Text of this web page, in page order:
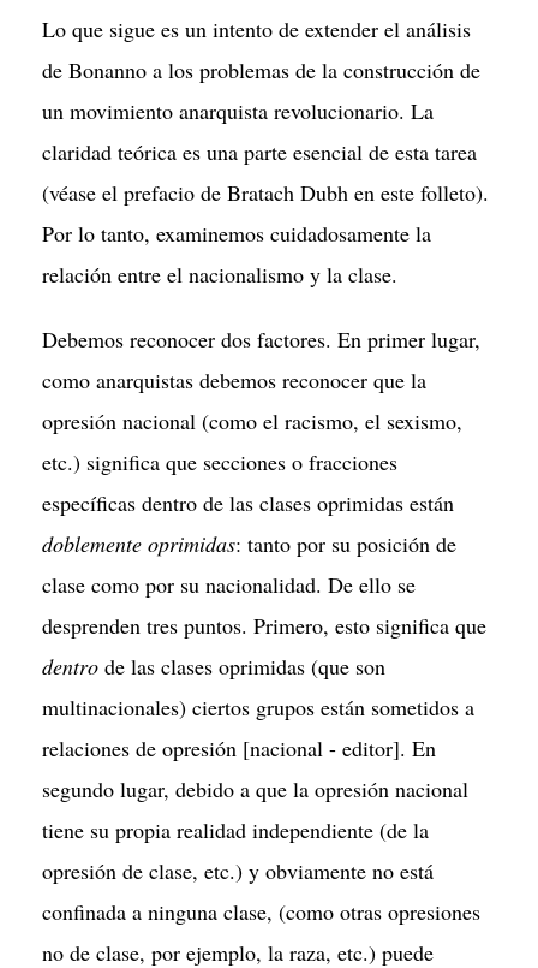
Lo que sigue es un intento de extender el análisis
de Bonanno a los problemas de la construcción de
un movimiento anarquista revolucionario. La
claridad teórica es una parte esencial de esta tarea
(véase el prefacio de Bratach Dubh en este folleto).
Por lo tanto, examinemos cuidadosamente la
relación entre el nacionalismo y la clase.
Debemos reconocer dos factores. En primer lugar,
como anarquistas debemos reconocer que la
opresión nacional (como el racismo, el sexismo,
etc.) significa que secciones o fracciones
específicas dentro de las clases oprimidas están
doblemente oprimidas: tanto por su posición de
clase como por su nacionalidad. De ello se
desprenden tres puntos. Primero, esto significa que
dentro de las clases oprimidas (que son
multinacionales) ciertos grupos están sometidos a
relaciones de opresión [nacional - editor]. En
segundo lugar, debido a que la opresión nacional
tiene su propia realidad independiente (de la
opresión de clase, etc.) y obviamente no está
confinada a ninguna clase, (como otras opresiones
no de clase, por ejemplo, la raza, etc.) puede